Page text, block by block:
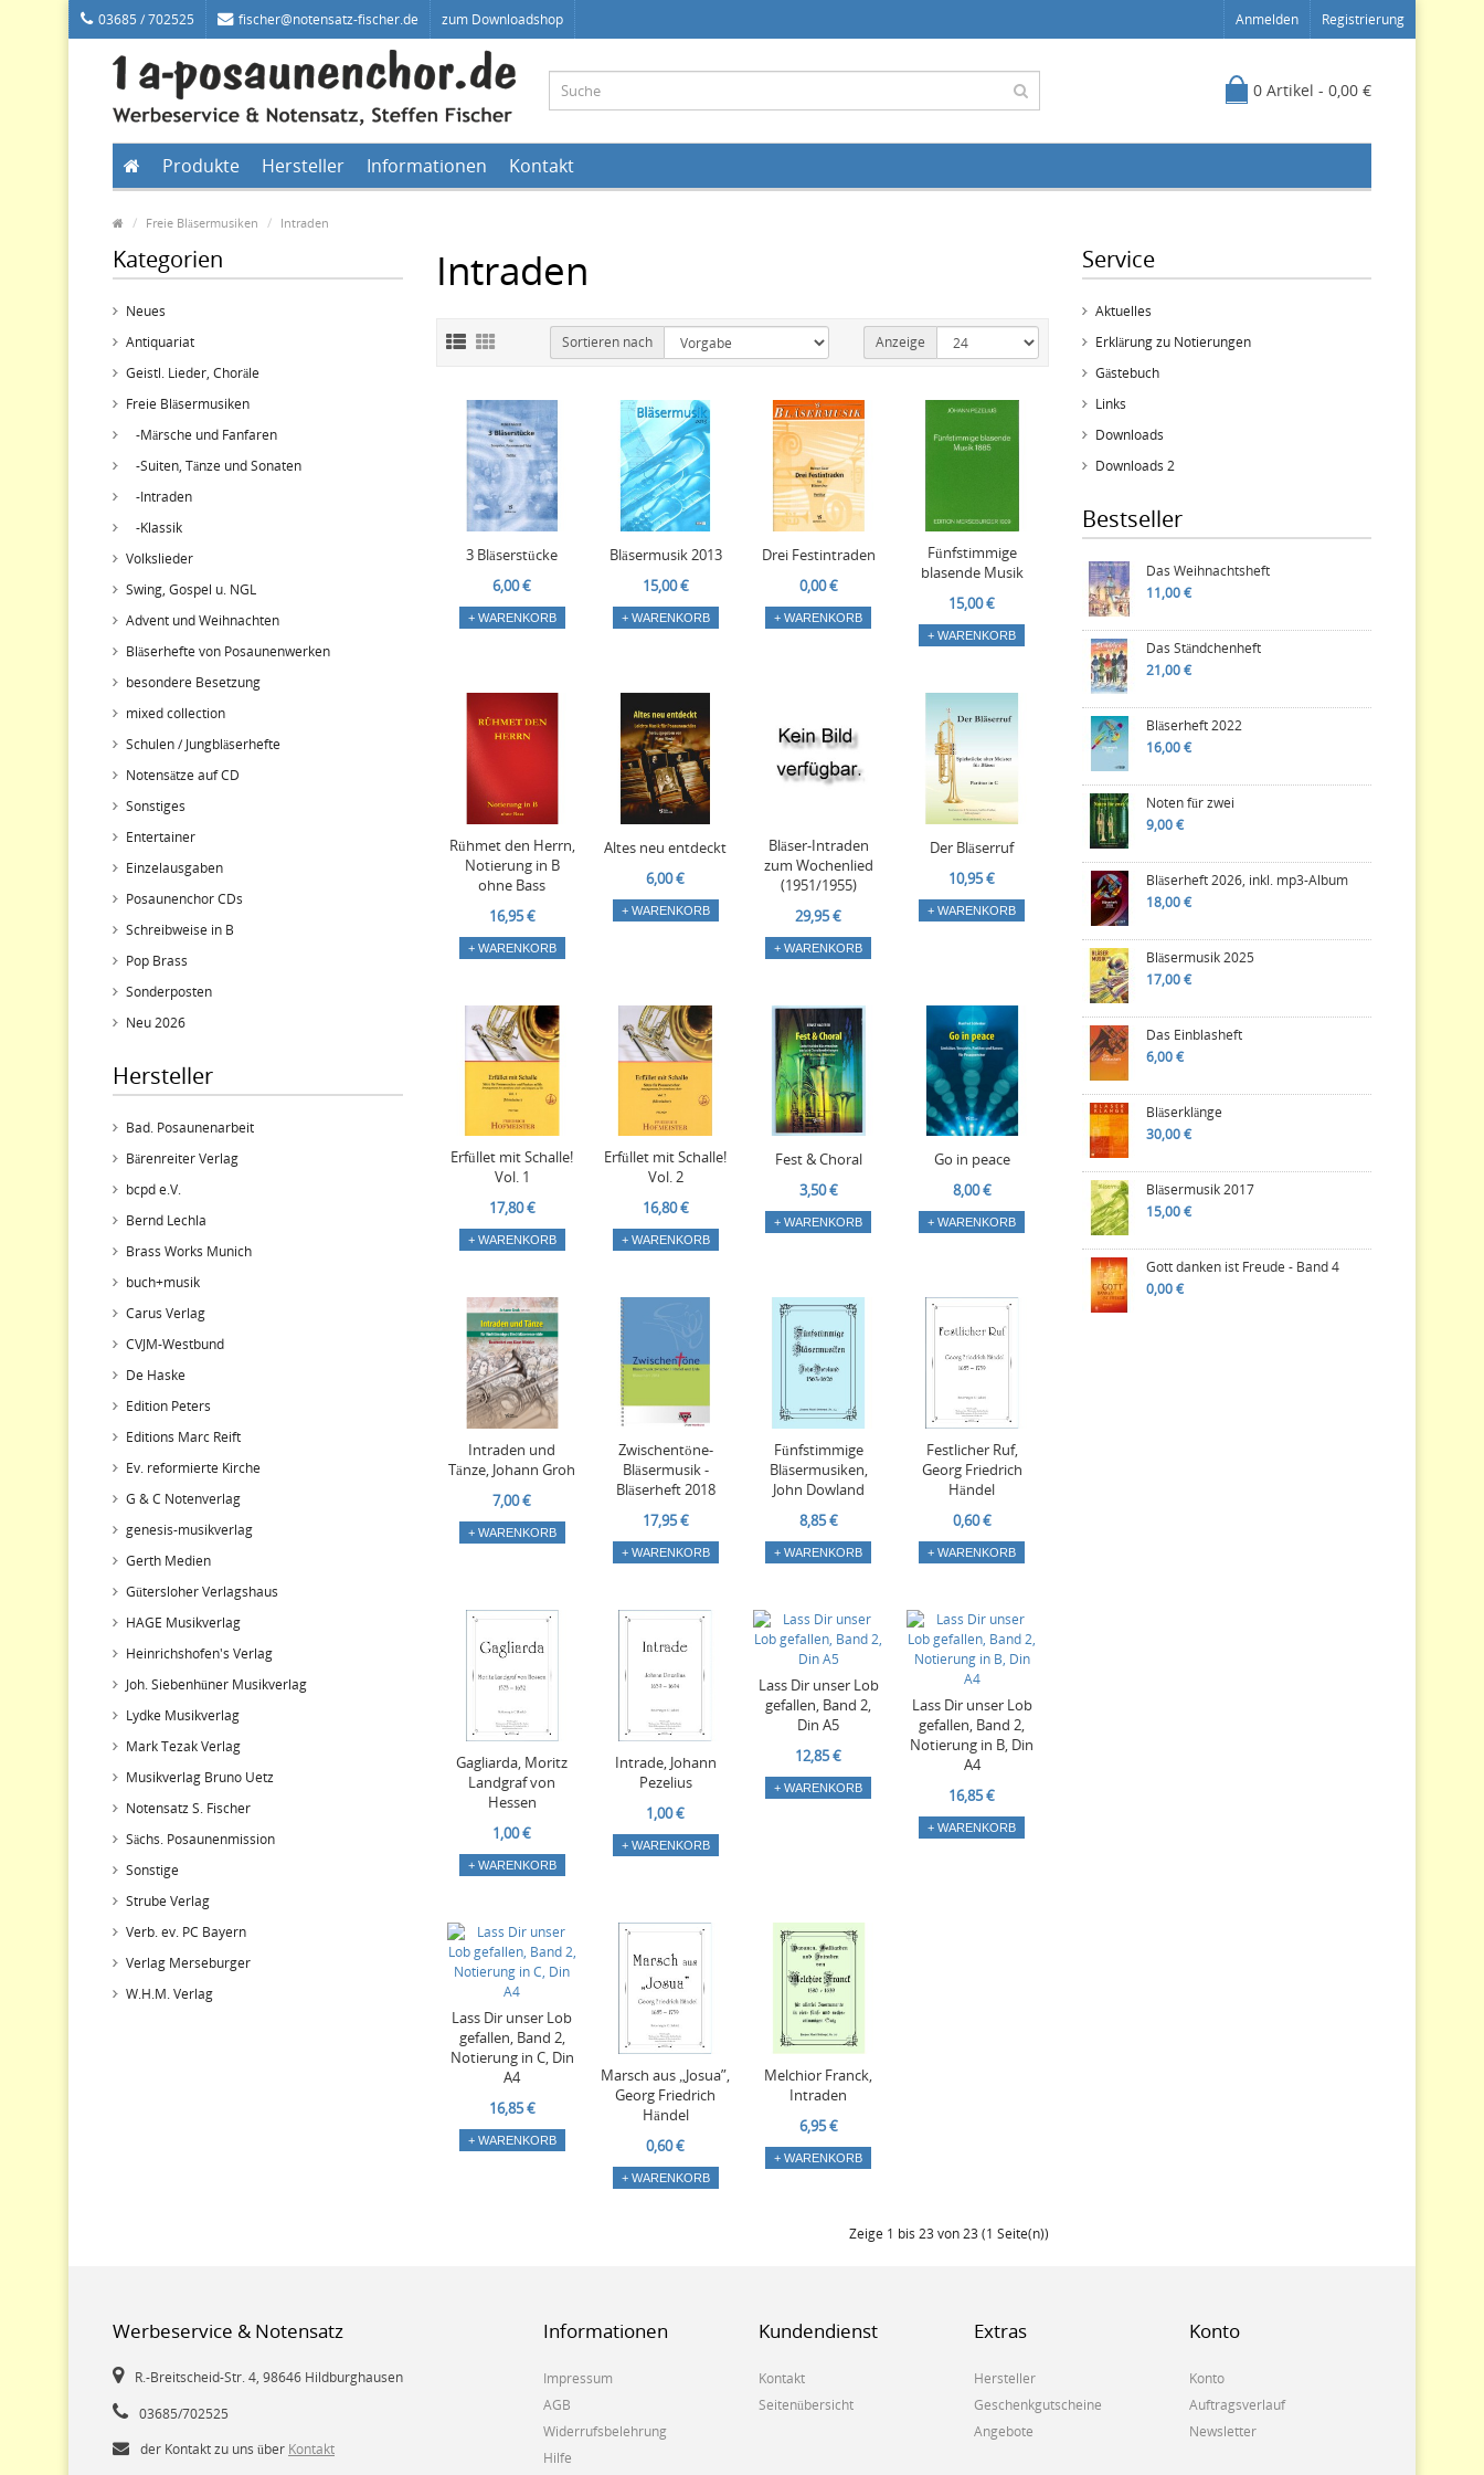
03685 / 702525 fischer@notensatz-fischer.de zum Downloadshop Anmelden Registrierung
0 Artikel - 0,00 €
Produkte Hersteller Informationen Kontakt
Freie Bläsermusiken Intraden
Kategorien
Neues
Antiquariat
Geistl. Lieder, Choräle
Freie Bläsermusiken
-Märsche und Fanfaren
-Suiten, Tänze und Sonaten
-Intraden
-Klassik
Volkslieder
Swing, Gospel u. NGL
Advent und Weihnachten
Bläserhefte von Posaunenwerken
besondere Besetzung
mixed collection
Schulen / Jungbläserhefte
Notensätze auf CD
Sonstiges
Entertainer
Einzelausgaben
Posaunenchor CDs
Schreibweise in B
Pop Brass
Sonderposten
Neu 2026
Hersteller
Bad. Posaunenarbeit
Bärenreiter Verlag
bcpd e.V.
Bernd Lechla
Brass Works Munich
buch+musik
Carus Verlag
CVJM-Westbund
De Haske
Edition Peters
Editions Marc Reift
Ev. reformierte Kirche
G & C Notenverlag
genesis-musikverlag
Gerth Medien
Gütersloher Verlagshaus
HAGE Musikverlag
Heinrichshofen's Verlag
Joh. Siebenhüner Musikverlag
Lydke Musikverlag
Mark Tezak Verlag
Musikverlag Bruno Uetz
Notensatz S. Fischer
Sächs. Posaunenmission
Sonstige
Strube Verlag
Verb. ev. PC Bayern
Verlag Merseburger
W.H.M. Verlag
Intraden
Sortieren nach Anzeige
3 Bläserstücke
6,00 €
+ WARENKORB
Bläsermusik 2013
15,00 €
+ WARENKORB
Drei Festintraden
0,00 €
+ WARENKORB
Fünfstimmige
blasende Musik
15,00 €
+ WARENKORB
Rühmet den Herrn,
Notierung in B
ohne Bass
16,95 €
+ WARENKORB
Altes neu entdeckt
6,00 €
+ WARENKORB
Bläser-Intraden
zum Wochenlied
(1951/1955)
29,95 €
+ WARENKORB
Der Bläserruf
10,95 €
+ WARENKORB
Erfüllet mit Schalle!
Vol. 1
17,80 €
+ WARENKORB
Erfüllet mit Schalle!
Vol. 2
16,80 €
+ WARENKORB
Fest & Choral
3,50 €
+ WARENKORB
Go in peace
8,00 €
+ WARENKORB
Intraden und
Tänze, Johann Groh
7,00 €
+ WARENKORB
Zwischentöne-
Bläsermusik -
Bläserheft 2018
17,95 €
+ WARENKORB
Fünfstimmige
Bläsermusiken,
John Dowland
8,85 €
+ WARENKORB
Festlicher Ruf,
Georg Friedrich
Händel
0,60 €
+ WARENKORB
Gagliarda, Moritz
Landgraf von
Hessen
1,00 €
+ WARENKORB
Intrade, Johann
Pezelius
1,00 €
+ WARENKORB
Lass Dir unser Lob
gefallen, Band 2,
Din A5
12,85 €
+ WARENKORB
Lass Dir unser Lob
gefallen, Band 2,
Notierung in B, Din
A4
16,85 €
+ WARENKORB
Lass Dir unser Lob
gefallen, Band 2,
Notierung in C, Din
A4
16,85 €
+ WARENKORB
Marsch aus „Josua”,
Georg Friedrich
Händel
0,60 €
+ WARENKORB
Melchior Franck,
Intraden
6,95 €
+ WARENKORB
Zeige 1 bis 23 von 23 (1 Seite(n))
Service
Aktuelles
Erklärung zu Notierungen
Gästebuch
Links
Downloads
Downloads 2
Bestseller
Das Weihnachtsheft
11,00 €
Das Ständchenheft
21,00 €
Bläserheft 2022
16,00 €
Noten für zwei
9,00 €
Bläserheft 2026, inkl. mp3-Album
18,00 €
Bläsermusik 2025
17,00 €
Das Einblasheft
6,00 €
Bläserklänge
30,00 €
Bläsermusik 2017
15,00 €
Gott danken ist Freude - Band 4
0,00 €
Werbeservice & Notensatz
R.-Breitscheid-Str. 4, 98646 Hildburghausen
03685/702525
der Kontakt zu uns über Kontakt
Informationen
Impressum
AGB
Widerrufsbelehrung
Hilfe
Kundendienst
Kontakt
Seitenübersicht
Extras
Hersteller
Geschenkgutscheine
Angebote
Konto
Konto
Auftragsverlauf
Newsletter